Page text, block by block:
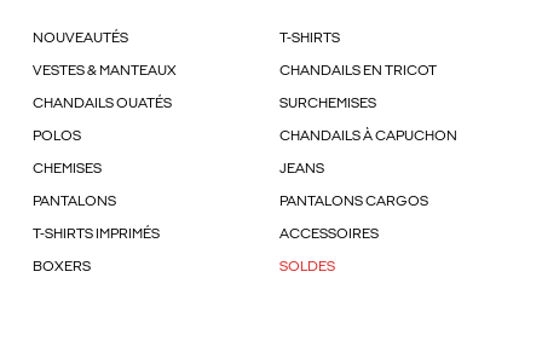
NOUVEAUTÉS T-SHIRTS
VESTES & MANTEAUX CHANDAILS EN TRICOT
CHANDAILS OUATÉS SURCHEMISES
POLOS CHANDAILS À CAPUCHON
CHEMISES JEANS
PANTALONS PANTALONS CARGOS
T-SHIRTS IMPRIMÉS ACCESSOIRES
BOXERS SOLDES